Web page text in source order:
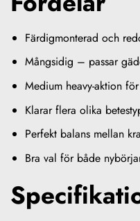
Färdigmonterad och
Mångsidig – passar
Medium heavy-aktion
Klarar flera olika
Perfekt balans mellan
Bra val för både